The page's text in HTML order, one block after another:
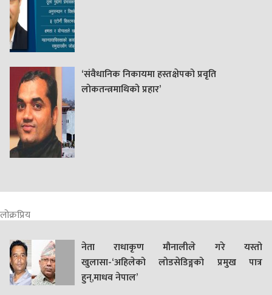
‘संवैधानिक निकायमा हस्तक्षेपको प्रवृति
लोकतन्त्रमाथिको प्रहार’
लोक्रप्रिय
नेता राधाकृण मौनालीले गरे यस्तो
खुलासा-‘अहिलेको लोडसेडिङ्गको प्रमुख पात्र
हुन्,माधव नेपाल’